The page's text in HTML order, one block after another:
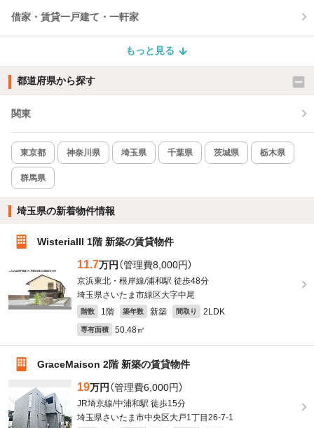
借家・賃貸一戸建て・一軒家
もっと見る
都道府県から探す
関東
東京都 神奈川県 埼玉県 千葉県 茨城県 栃木県
群馬県
埼玉県の新着物件情報
WisteriaIII 1階 新築の賃貸物件
11.7万円 （管理費8,000円）
京浜東北・根岸線/浦和駅 徒歩48分
埼玉県さいたま市緑区大字中尾
階数 1階 築年数 新築 間取り 2LDK
専有面積 50.48㎡
GraceMaison 2階 新築の賃貸物件
19万円 （管理費6,000円）
JR埼京線/中浦和駅 徒歩15分
埼玉県さいたま市中央区大戸1丁目26-7-1